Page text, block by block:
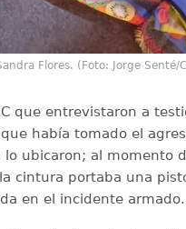
Flores. (Foto: Jorge Senté/
que entrevistaron a
había tomado el
ubicaron; al momento
cintura portaba una
en el incidente armado.